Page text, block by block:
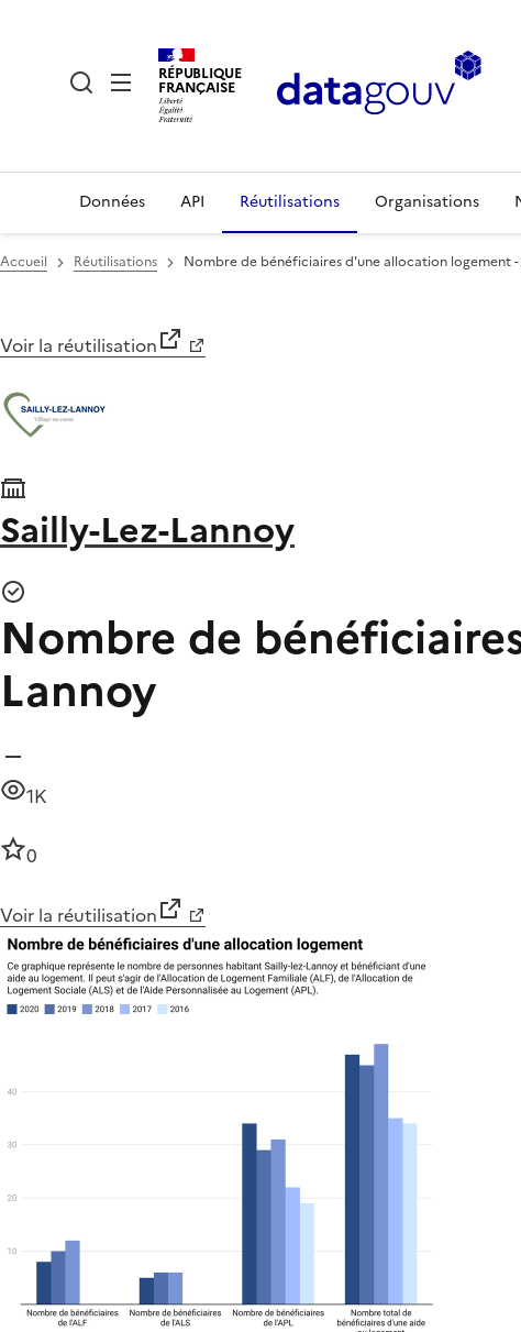
RÉPUBLIQUE
FRANÇAISE
Données API Réutilisations Organisations
Accueil Réutilisations Nombre de bénéficiaires d'une allocation logement -
Voir la réutilisation
Sailly-Lez-Lannoy
Nombre de
Lannoy
1K
0
Voir la réutilisation